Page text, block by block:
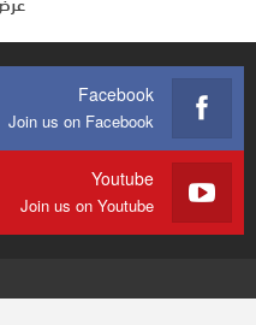
Facebook
Join us on Facebook
Youtube
Join us on Youtube